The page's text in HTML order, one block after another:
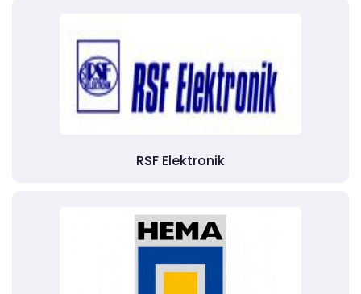
RSF Elektronik